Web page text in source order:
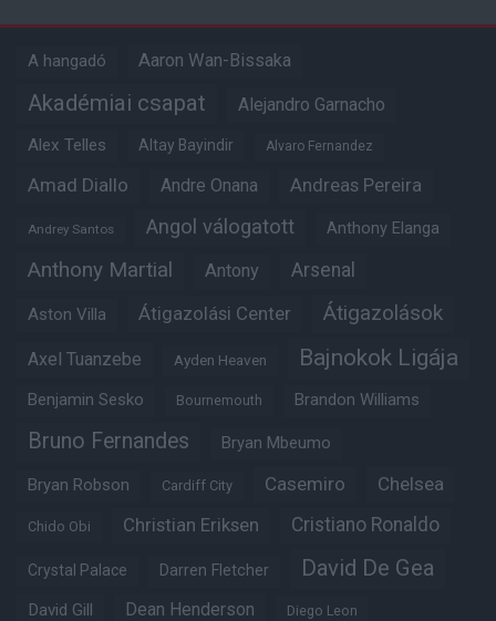
A hangadó Aaron Wan-Bissaka
Akadémiai csapat Alejandro Garnacho
Alex Telles Altay Bayindir Alvaro Fernandez
Amad Diallo Andre Onana Andreas Pereira
Andrey Santos Angol válogatott Anthony Elanga
Anthony Martial Antony Arsenal
Aston Villa Átigazolási Center Átigazolások
Axel Tuanzebe Ayden Heaven Bajnokok Ligája
Benjamin Sesko Bournemouth Brandon Williams
Bruno Fernandes Bryan Mbeumo
Bryan Robson Cardiff City Casemiro Chelsea
Chido Obi Christian Eriksen Cristiano Ronaldo
Crystal Palace Darren Fletcher David De Gea
David Gill Dean Henderson Diego Leon